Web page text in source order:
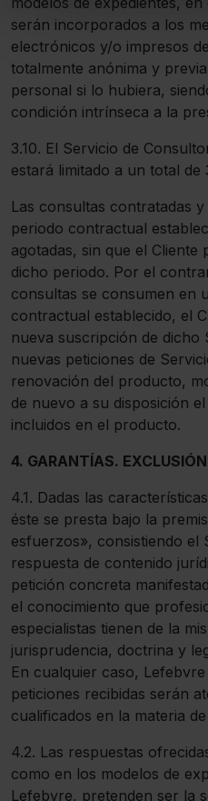
aceptar solo
denegar todas las cookies
imprescindibles.
También puedes
seleccionar solo aquellas
navegador. Si no
que sean indispensables
serán incorporados a los
electrónicos y/o impresos
totalmente anónima y
personal si lo hubiera,
condición intrínseca a la
3.10. El Servicio de
estará limitado a un total
Las consultas contratadas
periodo contractual
agotadas, sin que el
dicho periodo. Por el
consultas se consumen en
contractual establecido, el
nueva suscripción de dicho
nuevas peticiones de
renovación del producto,
de nuevo a su disposición
incluidos en el producto.
4. GARANTÍAS.
4.1. Dadas las
éste se presta bajo la
esfuerzos», consistiendo
respuesta de contenido
petición concreta
el conocimiento que
especialistas tienen de la
jurisprudencia, doctrina y
En cualquier caso,
peticiones recibidas serán
cualificados en la materia
4.2. Las respuestas
como en los modelos de
Lefebvre, pretenden ser la